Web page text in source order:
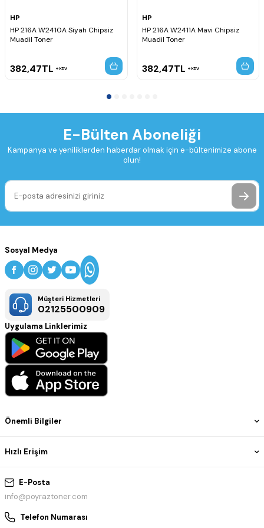
HP
HP 216A W2410A Siyah Chipsiz
Muadil Toner
382,47TL KDV
HP
HP 216A W2411A Mavi Chipsiz
Muadil Toner
382,47TL KDV
E-Bülten Aboneliği
Kampanya ve yeniliklerden haberdar olmak için e-bültenimize abone
olun!
E-Posta
info@poyraztoner.com
Telefon Numarası
Önemli Bilgiler
Hızlı Erişim
Sosyal Medya
Müşteri Hizmetleri
02125500909
Uygulama Linklerimiz